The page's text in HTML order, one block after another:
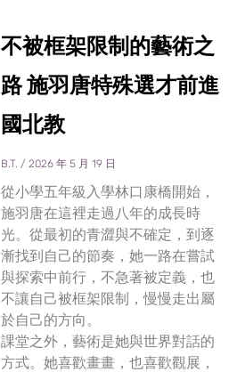
不被框架限制的藝術之
路 施羽唐特殊選才前進
國北教
B.T. 2026 年 5 月 19 日
從小學五年級入學林口康橋開始，
施羽唐在這裡走過八年的成長時
光。從最初的青澀與不確定，到逐
漸找到自己的節奏，她一路在嘗試
與探索中前行，不急著被定義，也
不讓自己被框架限制，慢慢走出屬
於自己的方向。
課堂之外，藝術是她與世界對話的
方式。她喜歡畫畫，也喜歡觀展，